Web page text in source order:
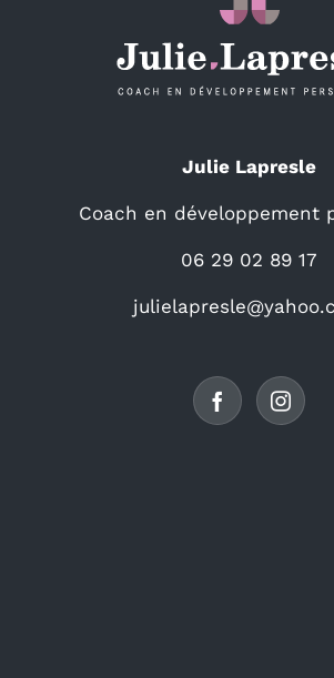
Julie Lapresle
Coach en développement
06 29 02 89 17